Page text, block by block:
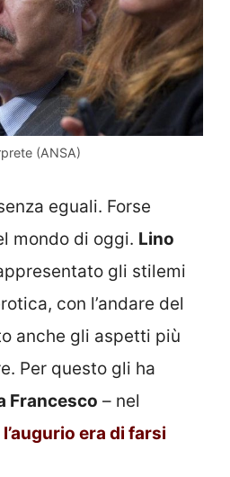
(ANSA)
eguali. Forse
mondo di oggi. Lino
gli stilemi
con l’andare del
anche gli aspetti più
Per questo gli ha
Francesco – nel
l’augurio era di farsi